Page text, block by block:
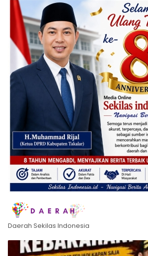
Daerah Sekilas Indonesia